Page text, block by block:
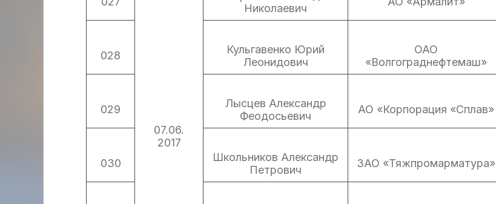
07.06.
2017
Николаевич
028
Кульгавенко Юрий
Леонидович
ОАО
«Волгограднефтемаш»
029
Лысцев Александр
Феодосьевич
АО «Корпорация «Сплав»
030
Школьников Александр
Петрович
ЗАО «Тяжпромарматура»